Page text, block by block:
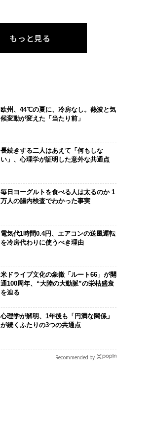
もっと見る
欧州、44℃の夏に、冷房なし。熱波と気
候変動が変えた「当たり前」
長続きする二人はあえて「何もしな
い」、心理学が証明した意外な共通点
毎日ヨーグルトを食べる人は太るのか 1
万人の腸内検査でわかった事実
電気代1時間0.4円、エアコンの送風運転
を冷房代わりに使うべき理由
米ドライブ文化の象徴「ルート66」が開
通100周年、“大陸の大動脈”の栄枯盛衰
を辿る
心理学が解明、1年後も「円満な関係」
が続くふたりの3つの共通点
Recommended by